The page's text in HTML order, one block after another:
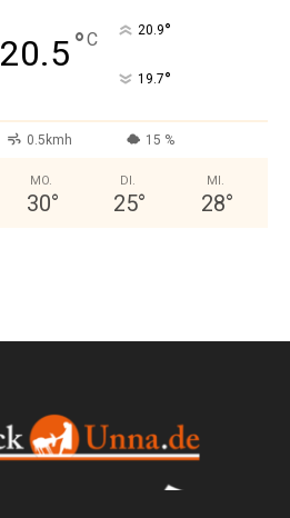
20.5°C 20.9°
19.7°
0.5kmh 15 %
MO.
30°
DI.
25°
MI.
28°